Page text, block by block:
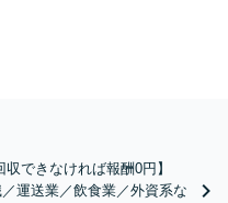
できなければ報酬0円】
運送業／飲食業／外資系な